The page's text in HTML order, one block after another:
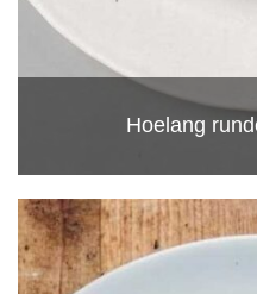
Hoelang